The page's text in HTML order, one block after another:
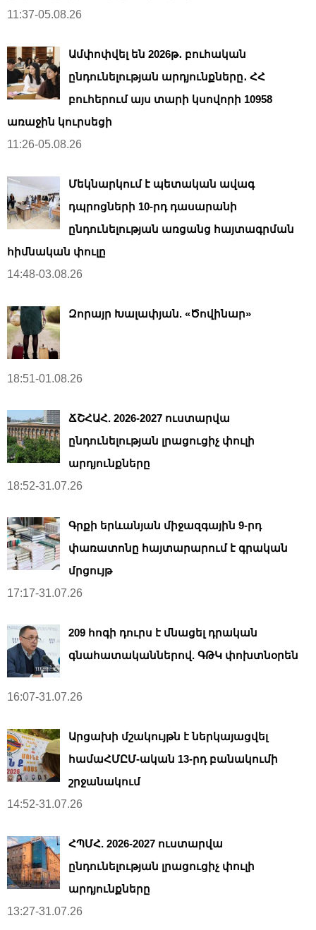
11:37-05.08.26
Ամփոփվել են 2026թ․ բուհական
ընդունելության արդյունքները․ ՀՀ
բուհերում այս տարի կսովորի 10958
առաջին կուրսեցի
11:26-05.08.26
Մեկնարկում է պետական ավագ
դպրոցների 10-րդ դասարանի
ընդունելության առցանց հայտագրման
հիմնական փուլը
14:48-03.08.26
Զորայր Խալափյան. «Ծովինար»
18:51-01.08.26
ՃՇՀԱՀ. 2026-2027 ուստարվա
ընդունելության լրացուցիչ փուլի
արդյունքները
18:52-31.07.26
Գրքի երևանյան միջազգային 9-րդ
փառատոնը հայտարարում է գրական
մրցույթ
17:17-31.07.26
209 հոգի դուրս է մնացել դրական
գնահատականներով. ԳԹԿ փոխտնօրեն
16:07-31.07.26
Արցախի մշակույթն է ներկայացվել
համաՀՄԸՄ-ական 13-րդ բանակումի
շրջանակում
14:52-31.07.26
ՀՊՄՀ. 2026-2027 ուստարվա
ընդունելության լրացուցիչ փուլի
արդյունքները
13:27-31.07.26